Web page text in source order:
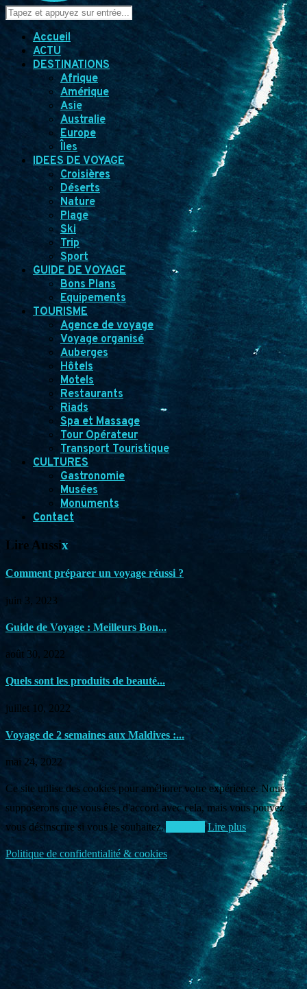
Accueil
ACTU
DESTINATIONS
Afrique
Amérique
Asie
Australie
Europe
Îles
IDEES DE VOYAGE
Croisières
Déserts
Nature
Plage
Ski
Trip
Sport
GUIDE DE VOYAGE
Bons Plans
Equipements
TOURISME
Agence de voyage
Voyage organisé
Auberges
Hôtels
Motels
Restaurants
Riads
Spa et Massage
Tour Opérateur
Transport Touristique
CULTURES
Gastronomie
Musées
Monuments
Contact
Lire Aussix
Comment préparer un voyage réussi ?
juin 3, 2023
Guide de Voyage : Meilleurs Bon...
août 30, 2022
Quels sont les produits de beauté...
juillet 10, 2022
Voyage de 2 semaines aux Maldives :...
mai 24, 2022
Ce site utilise des cookies pour améliorer votre expérience. Nous
supposerons que vous êtes d'accord avec cela, mais vous pouvez
vous désinscrire si vous le souhaitez.
Lire plus
Politique de confidentialité & cookies